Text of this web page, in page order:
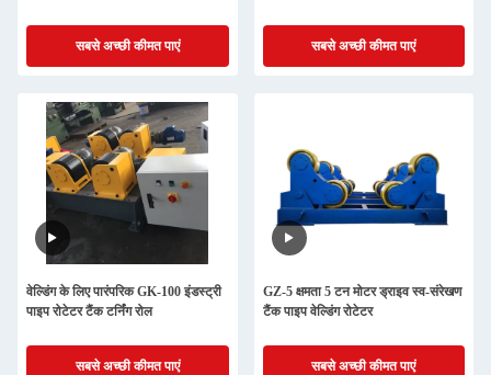
सबसे अच्छी कीमत पाएं सबसे अच्छी कीमत पाएं
वेल्डिंग के लिए पारंपरिक GK-100 इंडस्ट्री
पाइप रोटेटर टैंक टर्निंग रोल
सबसे अच्छी कीमत पाएं
GZ-5 क्षमता 5 टन मोटर ड्राइव स्व-संरेखण
टैंक पाइप वेल्डिंग रोटेटर
सबसे अच्छी कीमत पाएं